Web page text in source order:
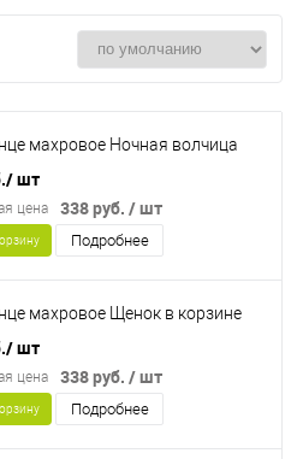
махровое Ночная волчица
/ шт
338 руб. / шт
цена
Подробнее
махровое Щенок в корзине
/ шт
338 руб. / шт
цена
Подробнее